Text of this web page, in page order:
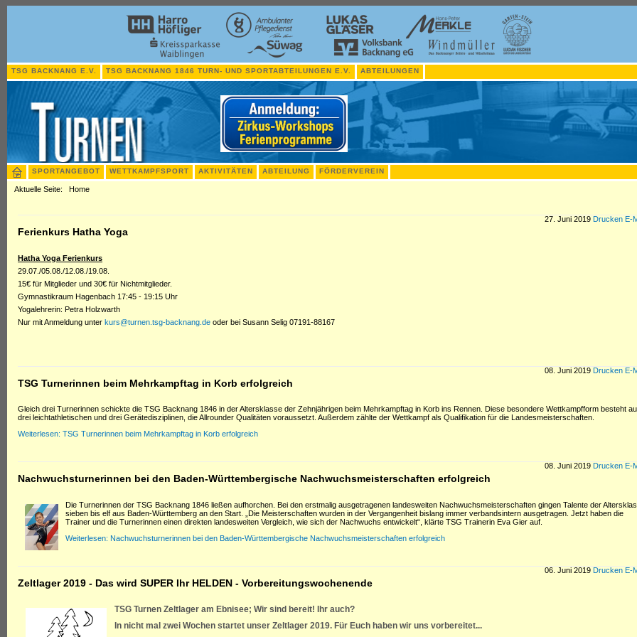
TSG BACKNANG E.V. TSG BACKNANG 1846 TURN- UND SPORTABTEILUNGEN E.V. ABTEILUNGEN
SPORTANGEBOT WETTKAMPFSPORT AKTIVITÄTEN ABTEILUNG FÖRDERVEREIN
Aktuelle Seite: Home
27. Juni 2019 Drucken E-
Ferienkurs Hatha Yoga
Hatha Yoga Ferienkurs
29.07./05.08./12.08./19.08.
15€ für Mitglieder und 30€ für Nichtmitglieder.
Gymnastikraum Hagenbach 17:45 - 19:15 Uhr
Yogalehrerin: Petra Holzwarth
Nur mit Anmeldung unter kurs@turnen.tsg-backnang.de oder bei Susann Selig 07191-88167
08. Juni 2019 Drucken E-
TSG Turnerinnen beim Mehrkampftag in Korb erfolgreich
Gleich drei Turnerinnen schickte die TSG Backnang 1846 in der Altersklasse der Zehnjährigen beim Mehrkampftag in Korb ins Rennen. Diese besondere Wettkampfform besteht
drei leichtathletischen und drei Gerätedisziplinen, die Allrounder Qualitäten voraussetzt. Außerdem zählte der Wettkampf als Qualifikation für die Landesmeisterschaften.
Weiterlesen: TSG Turnerinnen beim Mehrkampftag in Korb erfolgreich
08. Juni 2019 Drucken E-
Nachwuchsturnerinnen bei den Baden-Württembergische Nachwuchsmeisterschaften erfolgreich
Die Turnerinnen der TSG Backnang 1846 ließen aufhorchen. Bei den erstmalig ausgetragenen landesweiten Nachwuchsmeisterschaften gingen Talente der
sieben bis elf aus Baden-Württemberg an den Start. „Die Meisterschaften wurden in der Vergangenheit bislang immer verbandsintern ausgetragen. Jetzt haben die
Trainer und die Turnerinnen einen direkten landesweiten Vergleich, wie sich der Nachwuchs entwickelt“, klärte TSG Trainerin Eva Gier auf.
Weiterlesen: Nachwuchsturnerinnen bei den Baden-Württembergische Nachwuchsmeisterschaften erfolgreich
06. Juni 2019 Drucken E-
Zeltlager 2019 - Das wird SUPER Ihr HELDEN - Vorbereitungswochenende
TSG Turnen Zeltlager am Ebnisee; Wir sind bereit! Ihr auch?
In nicht mal zwei Wochen startet unser Zeltlager 2019. Für Euch haben wir uns vorbereitet...